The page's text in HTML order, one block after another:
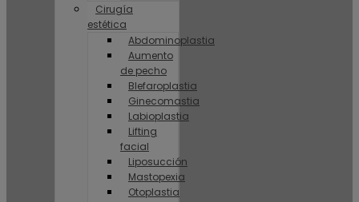
Cirugía
estética
Abdominoplastia
Aumento
de pecho
Blefaroplastia
Ginecomastia
Labioplastia
Lifting
facial
Liposucción
Mastopexia
Otoplastia